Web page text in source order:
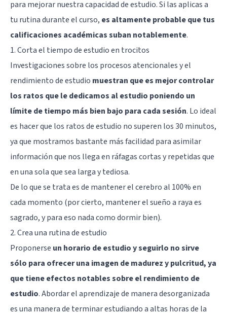
para mejorar nuestra capacidad de estudio. Si las aplicas a
tu rutina durante el curso, es altamente probable que tus
calificaciones académicas suban notablemente.
1. Corta el tiempo de estudio en trocitos
Investigaciones sobre los procesos atencionales y el
rendimiento de estudio muestran que es mejor controlar
los ratos que le dedicamos al estudio poniendo un
límite de tiempo más bien bajo para cada sesión. Lo ideal
es hacer que los ratos de estudio no superen los 30 minutos,
ya que mostramos bastante más facilidad para asimilar
información que nos llega en ráfagas cortas y repetidas que
en una sola que sea larga y tediosa.
De lo que se trata es de mantener el cerebro al 100% en
cada momento (por cierto, mantener el sueño a raya es
sagrado, y para eso nada comodormir bien).
2. Crea una rutina de estudio
Proponerse un horario de estudio y seguirlo no sirve
sólo para ofrecer una imagen de madurez y pulcritud, ya
que tiene efectos notables sobre el rendimiento de
estudio. Abordar el aprendizaje de manera desorganizada
es una manera de terminar estudiando a altas horas de la